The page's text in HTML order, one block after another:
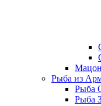
Рыба из
Рыба
Рыба